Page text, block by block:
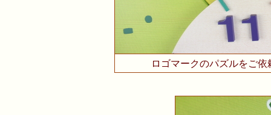
ロゴマークのパズルをご